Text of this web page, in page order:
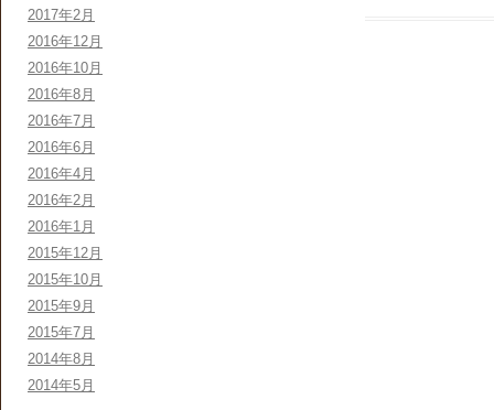
2017年2月
2016年12月
2016年10月
2016年8月
2016年7月
2016年6月
2016年4月
2016年2月
2016年1月
2015年12月
2015年10月
2015年9月
2015年7月
2014年8月
2014年5月